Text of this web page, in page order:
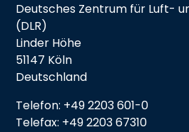
Deutsches Zentrum für Luft-
(DLR)
Linder Höhe
51147 Köln
Deutschland
Telefon: +49 2203 601-0
Telefax: +49 2203 67310